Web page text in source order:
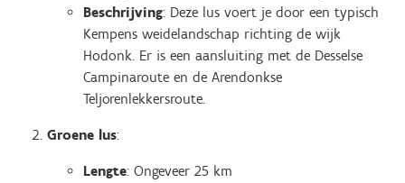
Beschrijving: Deze lus voert je door een typisch
Kempens weidelandschap richting de wijk
Hodonk. Er is een aansluiting met de Desselse
Campinaroute en de Arendonkse
Teljorenlekkersroute.
Groene lus:
Lengte: Ongeveer 25 km